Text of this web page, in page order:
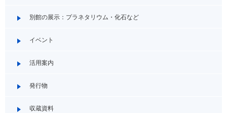
別館の展示：プラネタリウム・化石など
イベント
活用案内
発行物
収蔵資料